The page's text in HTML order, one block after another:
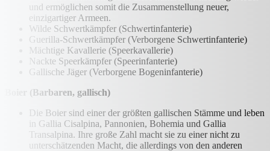
und ermöglichen somit die Zusammenstellung neuer,
einzigartiger Armeen.
Wilde Schwertkämpfer (Schwertinfanterie)
Guerilla-Schwertkämpfer (Verborgene Schwertinfanterie)
Mächtige Kavallerie (Speerkavallerie)
Nackte Speerkämpfer (Speerinfanterie)
Gallische Jäger (Verborgene Bogeninfanterie)
Boier (Barbaren, gallisch)
Die Boier sind einer der größten gallischen Stämme und leben
in Gallia Cisalpina, Pannonien, Bohemia und Gallia
Transalpina. Ihre große Zahl macht sie zu einer nicht zu
unterschätzenden Macht, die allerdings von den anderen